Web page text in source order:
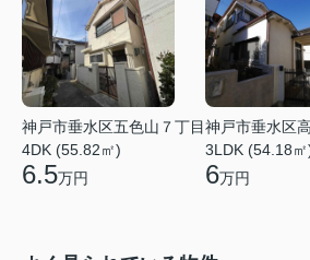
神戸市垂水区五色山７丁目
4DK (55.82㎡)
6.5万円
神戸市垂水区
3LDK (54.18㎡
6万円